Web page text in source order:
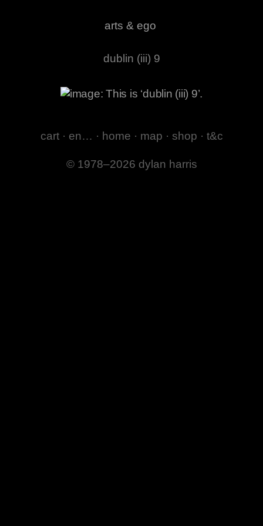
arts & ego
dublin (iii) 9
cart · en… · home · map · shop · t&c
© 1978–2026 dylan harris